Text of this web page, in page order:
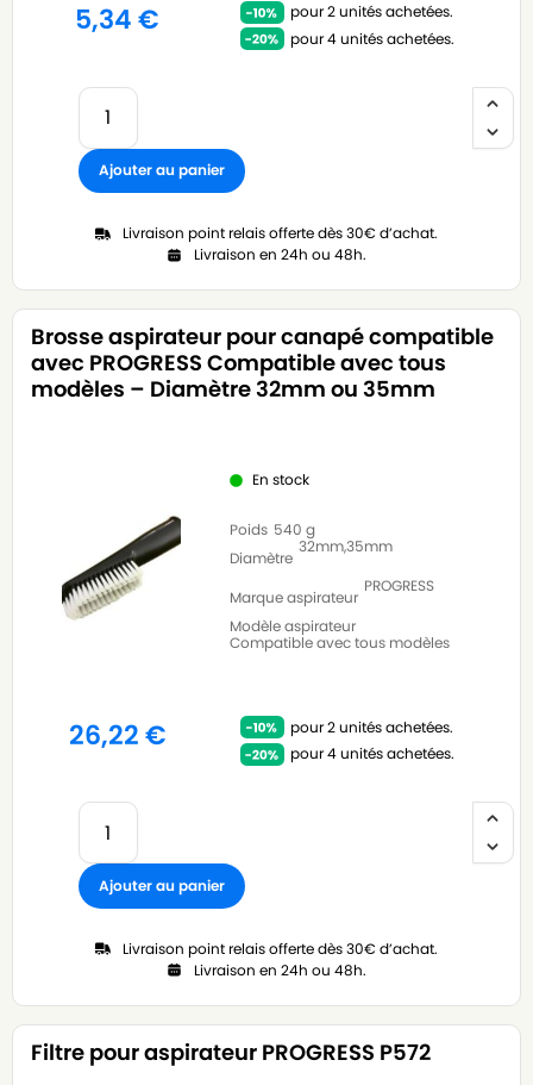
5,34€
pour 2 unités achetées.
pour 4 unités achetées.
Ajouter au panier
Livraison point relais offerte dès 30€ d’achat.
Livraison en 24h ou 48h.
Brosse aspirateur pour canapé compatible
avec PROGRESS Compatible avec tous
modèles – Diamètre 32mm ou 35mm
En stock
Poids 540 g
Diamètre
32mm,35mm
Marque aspirateur
PROGRESS
Modèle aspirateur
Compatible avec tous modèles
26,22€
pour 2 unités achetées.
pour 4 unités achetées.
Ajouter au panier
Livraison point relais offerte dès 30€ d’achat.
Livraison en 24h ou 48h.
Filtre pour aspirateur PROGRESS P572